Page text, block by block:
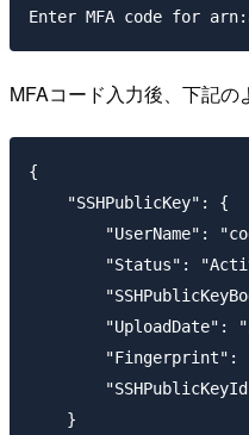
MFAコード入力後、下記の
{
    "SSHPublicKey": {
"UserName":
"Status":
"UploadDate":
"Fingerprint":
    }